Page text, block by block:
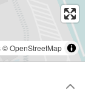
©OpenStreetMap